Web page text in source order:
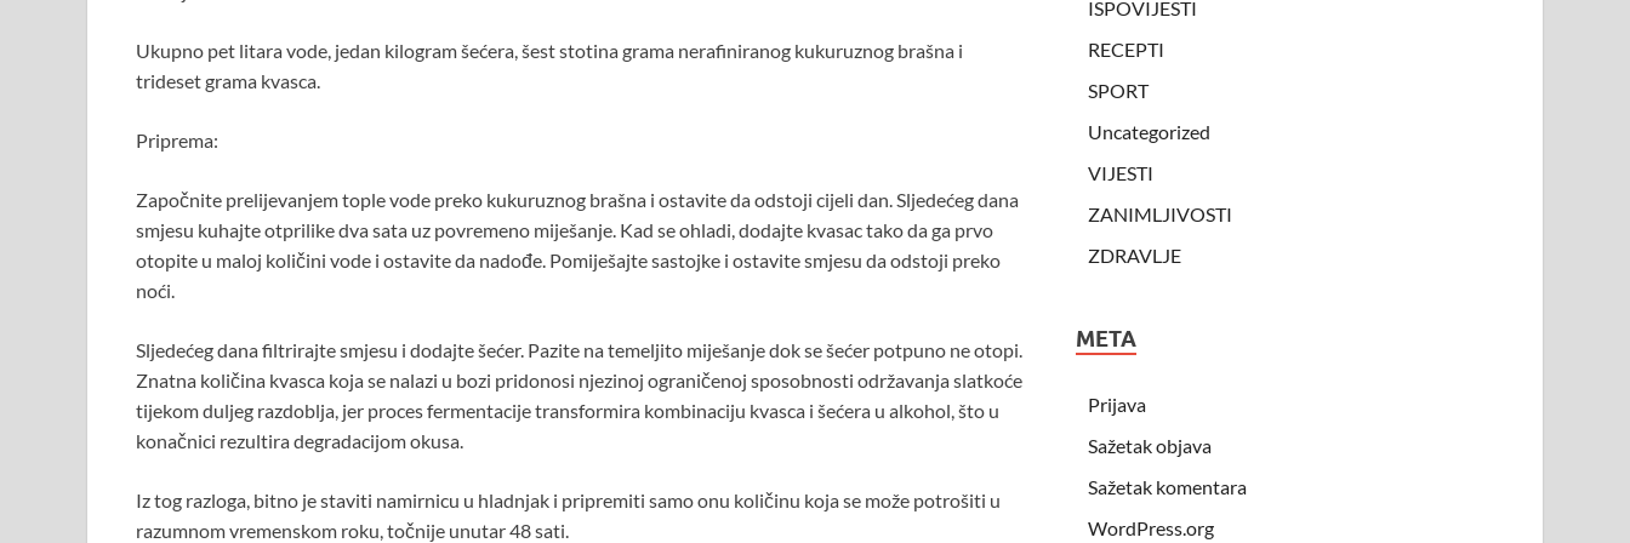
Ukupno pet litara vode, jedan kilogram šećera, šest stotina grama nerafiniranog kukuruznog brašna i
trideset grama kvasca.
Priprema:
Započnite prelijevanjem tople vode preko kukuruznog brašna i ostavite da odstoji cijeli dan. Sljedećeg dana
smjesu kuhajte otprilike dva sata uz povremeno miješanje. Kad se ohladi, dodajte kvasac tako da ga prvo
otopite u maloj količini vode i ostavite da nadođe. Pomiješajte sastojke i ostavite smjesu da odstoji preko
noći.
Sljedećeg dana filtrirajte smjesu i dodajte šećer. Pazite na temeljito miješanje dok se šećer potpuno ne otopi.
Znatna količina kvasca koja se nalazi u bozi pridonosi njezinoj ograničenoj sposobnosti održavanja slatkoće
tijekom duljeg razdoblja, jer proces fermentacije transformira kombinaciju kvasca i šećera u alkohol, što u
konačnici rezultira degradacijom okusa.
Iz tog razloga, bitno je staviti namirnicu u hladnjak i pripremiti samo onu količinu koja se može potrošiti u
razumnom vremenskom roku, točnije unutar 48 sati.
ISPOVIJESTI
RECEPTI
SPORT
Uncategorized
VIJESTI
ZANIMLJIVOSTI
ZDRAVLJE
META
Prijava
Sažetak objava
Sažetak komentara
WordPress.org